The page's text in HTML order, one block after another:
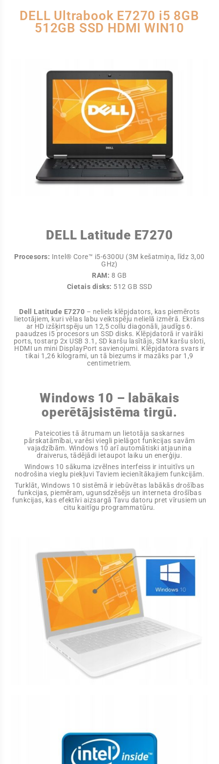
DELL Ultrabook E7270 i5 8GB
512GB SSD HDMI WIN10
DELL Latitude E7270
Procesors: Intel® Core™ i5-6300U (3M kešatmiņa, līdz 3,00
GHz)
RAM: 8 GB
Cietais disks: 512 GB SSD
Dell Latitude E7270 – neliels klēpjdators, kas piemērots
lietotājiem, kuri vēlas labu veiktspēju nelielā izmērā. Ekrāns
ar HD izšķirtspēju un 12,5 collu diagonāli, jaudīgs 6.
paaudzes i5 procesors un SSD disks. Klēpjdatorā ir vairāki
ports, tostarp 2x USB 3.1, SD karšu lasītājs, SIM karšu sloti,
HDMI un mini DisplayPort savienojumi. Klēpjdatora svars ir
tikai 1,26 kilogrami, un tā biezums ir mazāks par 1,9
centimetriem.
Windows 10 – labākais
operētājsistēma tirgū.
Pateicoties tā ātrumam un lietotāja saskarnes
pārskatāmībai, varēsi viegli pielāgot funkcijas savām
vajadzībām. Windows 10 arī automātiski atjaunina
draiverus, tādējādi ietaupot laiku un enerģiju.
Windows 10 sākuma izvēlnes interfeiss ir intuitīvs un
nodrošina vieglu piekļuvi Taviem iecienītākajiem funkcijām.
Turklāt, Windows 10 sistēmā ir iebūvētas labākās drošības
funkcijas, piemēram, ugunsdzēsējs un interneta drošības
funkcijas, kas efektīvi aizsargā Tavu datoru pret vīrusiem un
citu kaitīgu programmatūru.